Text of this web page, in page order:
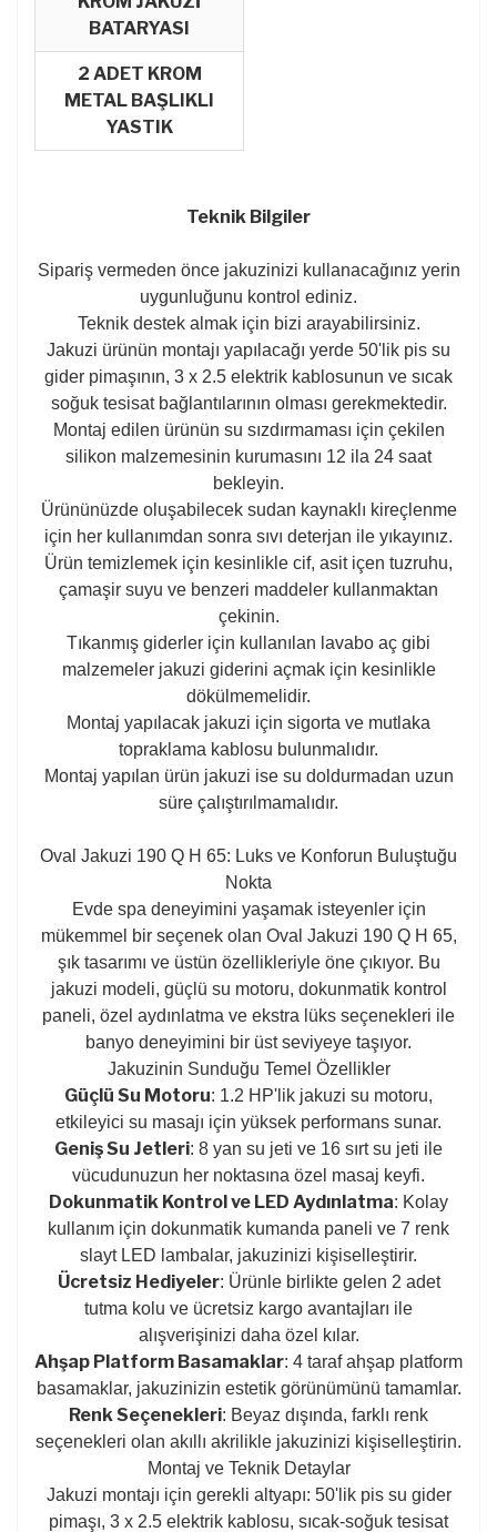
BATARYASI
2 ADET KROM
METAL BAŞLIKLI
YASTIK
Teknik Bilgiler
Sipariş vermeden önce jakuzinizi kullanacağınız yerin
uygunluğunu kontrol ediniz.
Teknik destek almak için bizi arayabilirsiniz.
Jakuzi ürünün montajı yapılacağı yerde 50'lik pis su
gider pimaşının, 3 x 2.5 elektrik kablosunun ve sıcak
soğuk tesisat bağlantılarının olması gerekmektedir.
Montaj edilen ürünün su sızdırmaması için çekilen
silikon malzemesinin kurumasını 12 ila 24 saat
bekleyin.
Ürününüzde oluşabilecek sudan kaynaklı kireçlenme
için her kullanımdan sonra sıvı deterjan ile yıkayınız.
Ürün temizlemek için kesinlikle cif, asit içen tuzruhu,
çamaşir suyu ve benzeri maddeler kullanmaktan
çekinin.
Tıkanmış giderler için kullanılan lavabo aç gibi
malzemeler jakuzi giderini açmak için kesinlikle
dökülmemelidir.
Montaj yapılacak jakuzi için sigorta ve mutlaka
topraklama kablosu bulunmalıdır.
Montaj yapılan ürün jakuzi ise su doldurmadan uzun
süre çalıştırılmamalıdır.
Oval Jakuzi 190 Q H 65: Luks ve Konforun Buluştuğu
Nokta
Evde spa deneyimini yaşamak isteyenler için
mükemmel bir seçenek olan Oval Jakuzi 190 Q H 65,
şık tasarımı ve üstün özellikleriyle öne çıkıyor. Bu
jakuzi modeli, güçlü su motoru, dokunmatik kontrol
paneli, özel aydınlatma ve ekstra lüks seçenekleri ile
banyo deneyimini bir üst seviyeye taşıyor.
Jakuzinin Sunduğu Temel Özellikler
Güçlü Su Motoru: 1.2 HP'lik jakuzi su motoru,
etkileyici su masajı için yüksek performans sunar.
Geniş Su Jetleri: 8 yan su jeti ve 16 sırt su jeti ile
vücudunuzun her noktasına özel masaj keyfi.
Dokunmatik Kontrol ve LED Aydınlatma: Kolay
kullanım için dokunmatik kumanda paneli ve 7 renk
slayt LED lambalar, jakuzinizi kişiselleştirir.
Ücretsiz Hediyeler: Ürünle birlikte gelen 2 adet
tutma kolu ve ücretsiz kargo avantajları ile
alışverişinizi daha özel kılar.
Ahşap Platform Basamaklar: 4 taraf ahşap platform
basamaklar, jakuzinizin estetik görünümünü tamamlar.
Renk Seçenekleri: Beyaz dışında, farklı renk
seçenekleri olan akıllı akrilikle jakuzinizi kişiselleştirin.
Montaj ve Teknik Detaylar
Jakuzi montajı için gerekli altyapı: 50'lik pis su gider
pimaşı, 3 x 2.5 elektrik kablosu, sıcak-soğuk tesisat